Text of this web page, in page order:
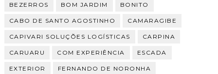
BEZERROS BOM JARDIM BONITO
CABO DE SANTO AGOSTINHO CAMARAGIBE
CAPIVARI SOLUÇÕES LOGÍSTICAS CARPINA
CARUARU COM EXPERIÊNCIA ESCADA
EXTERIOR FERNANDO DE NORONHA